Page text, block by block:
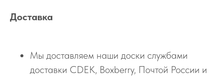
Доставка
Мы доставляем наши доски службами
доставки CDEK, Boxberry, Почтой России и